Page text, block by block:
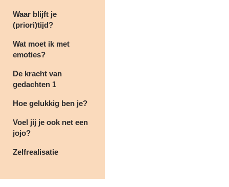
Waar blijft je
(priori)tijd?
Wat moet ik met
emoties?
De kracht van
gedachten 1
Hoe gelukkig ben je?
Voel jij je ook net een
jojo?
Zelfrealisatie